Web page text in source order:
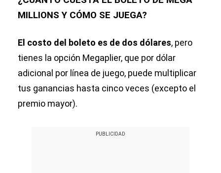
MILLIONS Y CÓMO SE JUEGA?
El costo del boleto es de dos dólares, pero
tienes la opción Megaplier, que por dólar
adicional por línea de juego, puede multiplicar
tus ganancias hasta cinco veces (excepto el
premio mayor).